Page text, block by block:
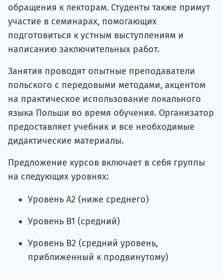
обращения к лекторам. Студенты также примут
участие в семинарах, помогающих
подготовиться к устным выступлениям и
написанию заключительных работ.
Занятия проводят опытные преподаватели
польского с передовыми методами, акцентом
на практическое использование локального
языка Польши во время обучения. Организатор
предоставляет учебник и все необходимые
дидактические материалы.
Предложение курсов включает в себя группы
на следующих уровнях:
Уровень А2 (ниже среднего)
Уровень B1 (средний)
Уровень B2 (средний уровень,
приближенный к продвинутому)